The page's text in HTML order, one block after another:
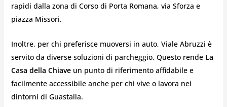
rapidi dalla zona di Corso di Porta Romana, via Sforza e
piazza Missori.
Inoltre, per chi preferisce muoversi in auto, Viale Abruzzi è
servito da diverse soluzioni di parcheggio. Questo rende La
Casa della Chiaveun punto di riferimento affidabile e
facilmente accessibile anche per chi vive o lavora nei
dintorni di Guastalla.